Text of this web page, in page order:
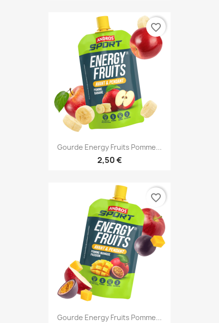
Gourde Energy Fruits Pomme...
2,50 €
favorite_border
Gourde Energy Fruits Pomme...
favorite_border